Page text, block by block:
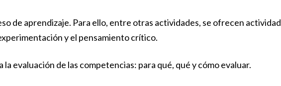
de aprendizaje. Para ello, entre otras actividades, se ofrecen
y el pensamiento crítico.
evaluación de las competencias: para qué, qué y cómo evaluar.